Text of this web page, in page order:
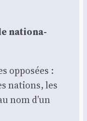
natio­na­
oppo­sées :
nations, les
nom d’un